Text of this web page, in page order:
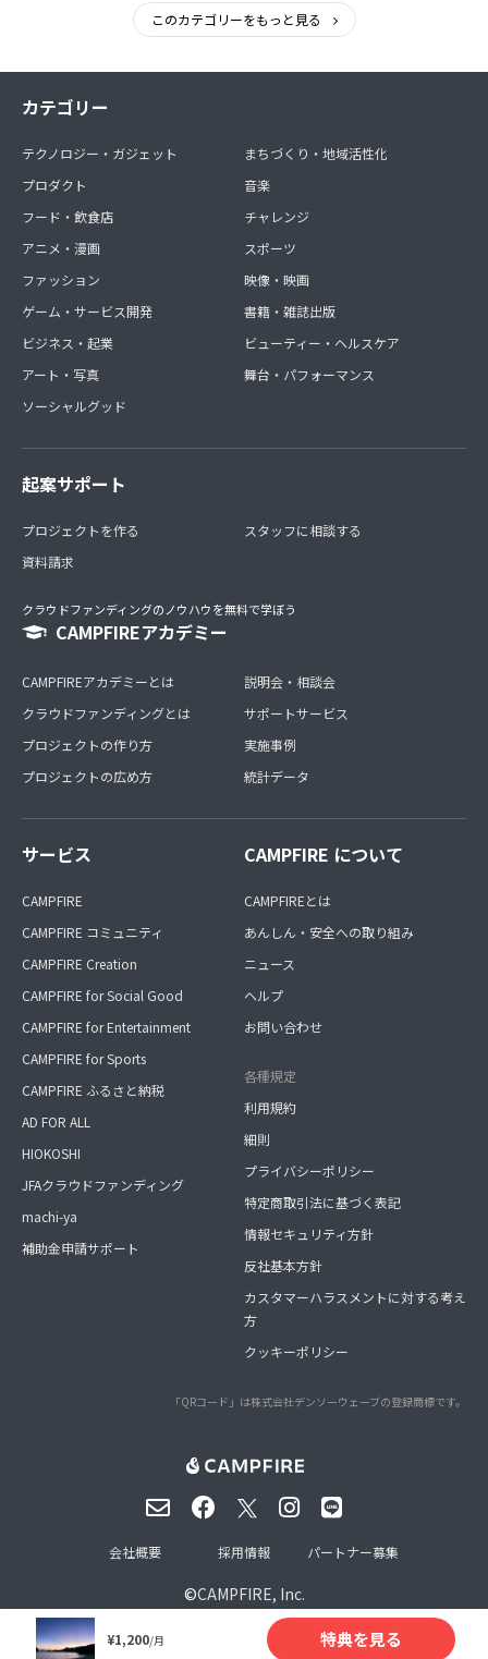
¥1,200/月 特典を見る
このカテゴリーをもっと見る
カテゴリー
テクノロジー・ガジェット
プロダクト
フード・飲食店
アニメ・漫画
ファッション
ゲーム・サービス開発
ビジネス・起業
アート・写真
ソーシャルグッド
まちづくり・地域活性化
音楽
チャレンジ
スポーツ
映像・映画
書籍・雑誌出版
ビューティー・ヘルスケア
舞台・パフォーマンス
起案サポート
プロジェクトを作る
資料請求
スタッフに相談する
クラウドファンディングのノウハウを無料で学ぼう
CAMPFIREアカデミー
CAMPFIREアカデミーとは
クラウドファンディングとは
プロジェクトの作り方
プロジェクトの広め方
説明会・相談会
サポートサービス
実施事例
統計データ
サービス
CAMPFIRE
CAMPFIRE コミュニティ
CAMPFIRE Creation
CAMPFIRE for Social Good
CAMPFIRE for Entertainment
CAMPFIRE for Sports
CAMPFIRE ふるさと納税
AD FOR ALL
HIOKOSHI
JFAクラウドファンディング
machi-ya
補助金申請サポート
CAMPFIRE について
CAMPFIREとは
あんしん・安全への取り組み
ニュース
ヘルプ
お問い合わせ
各種規定
利用規約
細則
プライバシーポリシー
特定商取引法に基づく表記
情報セキュリティ方針
反社基本方針
カスタマーハラスメントに対する考え
方
クッキーポリシー
「QRコード」は株式会社デンソーウェーブの登録商標です。
©CAMPFIRE, Inc.
会社概要 採用情報 パートナー募集